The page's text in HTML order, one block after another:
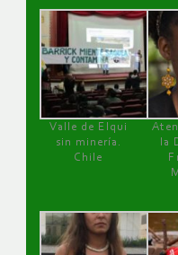
Valle de Elqui
sin minería.
Chile
la